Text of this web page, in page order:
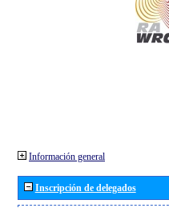
Información general
Inscripción de delegados